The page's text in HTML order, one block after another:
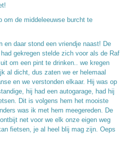
om de middeleeuwse burcht te
en daar stond een vriendje naast! De
gekregen stelde zich voor als de Raf
om een pint te drinken.. we kregen
al dicht, dus zaten we er helemaal
en we verstonden elkaar. Hij was op
hij had een autogarage, had hij
Dit is volgens hem het mooiste
was ik met hem meegereden. De
net voor we elk onze eigen weg
fietsen, je al heel blij mag zijn. Oeps